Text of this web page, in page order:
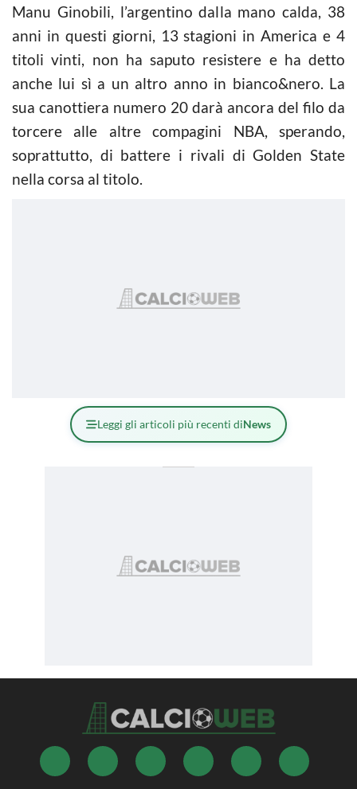
Manu Ginobili, l’argentino dalla mano calda, 38
anni in questi giorni, 13 stagioni in America e 4
titoli vinti, non ha saputo resistere e ha detto
anche lui sì a un altro anno in bianco&nero. La
sua canottiera numero 20 darà ancora del filo da
torcere alle altre compagini NBA, sperando,
soprattutto, di battere i rivali di Golden State
nella corsa al titolo.
Leggi gli articoli più recenti diNews